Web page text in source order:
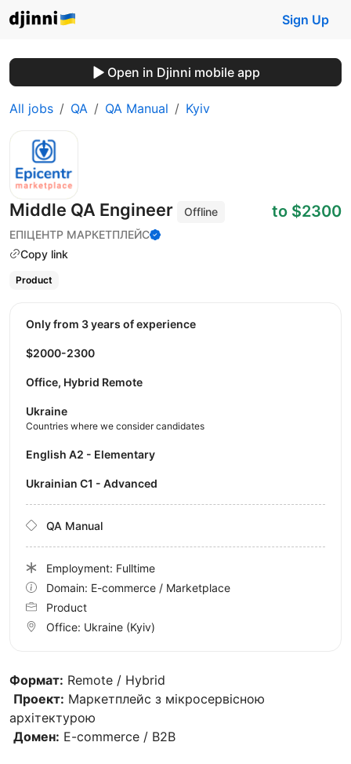
Sign Up
Open in Djinni mobile app
All jobs QA QA Manual Kyiv
Middle QA Engineer
Offline
ЕПІЦЕНТР МАРКЕТПЛЕЙС
Copy link
to $2300
Product
Формат: Remote / Hybrid
Проект: Маркетплейс з мікросервісною
архітектурою
Домен: E-commerce / B2B
Only from 3 years of experience
$2000-2300
Office, Hybrid Remote
Ukraine
Countries where we consider candidates
English A2 - Elementary
Ukrainian C1 - Advanced
QA Manual
Employment: Fulltime
Domain: E-commerce / Marketplace
Product
Office: Ukraine (Kyiv)